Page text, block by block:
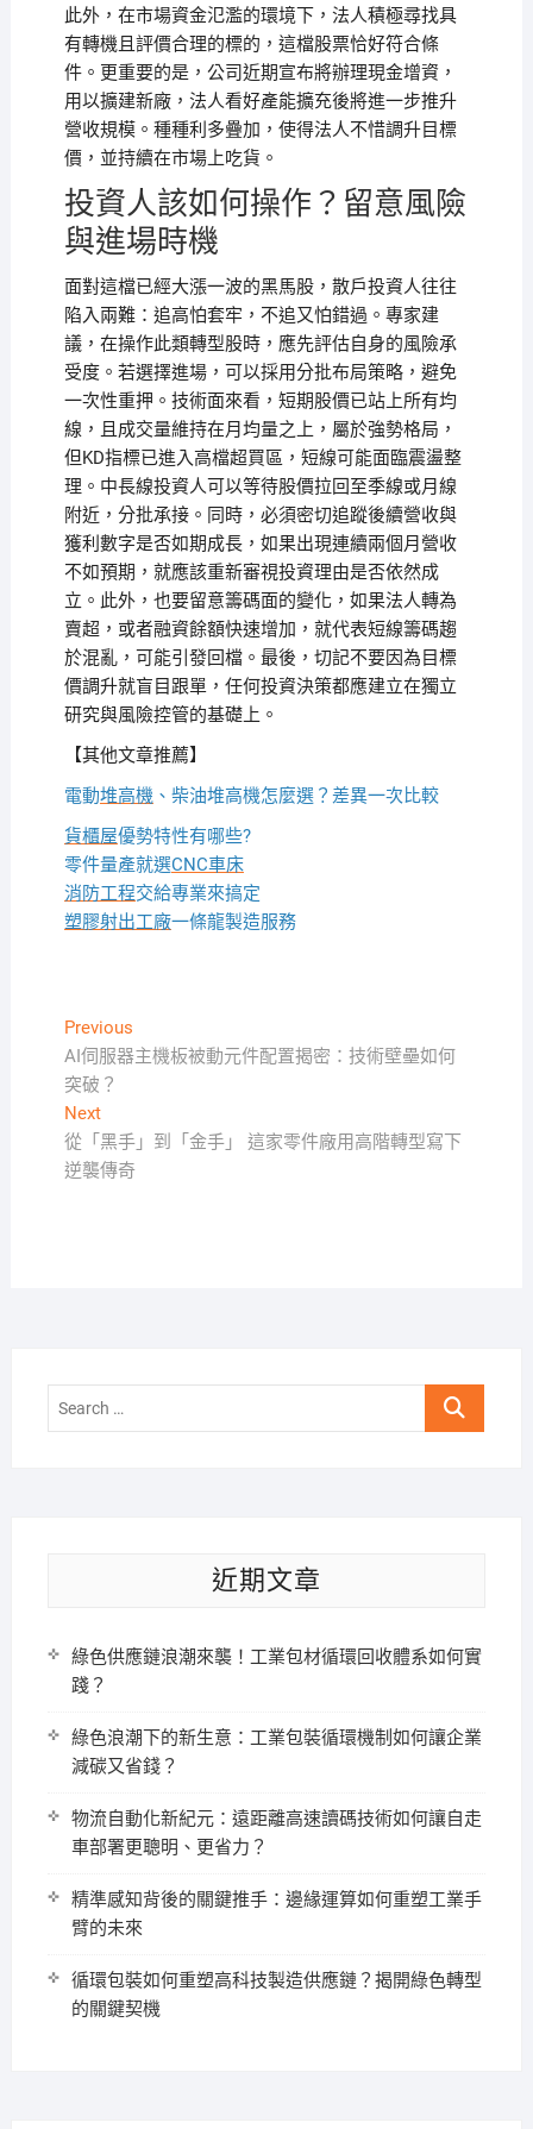
此外，在市場資金氾濫的環境下，法人積極尋找具
有轉機且評價合理的標的，這檔股票恰好符合條
件。更重要的是，公司近期宣布將辦理現金增資，
用以擴建新廠，法人看好產能擴充後將進一步推升
營收規模。種種利多疊加，使得法人不惜調升目標
價，並持續在市場上吃貨。
投資人該如何操作？留意風險
與進場時機
面對這檔已經大漲一波的黑馬股，散戶投資人往往
陷入兩難：追高怕套牢，不追又怕錯過。專家建
議，在操作此類轉型股時，應先評估自身的風險承
受度。若選擇進場，可以採用分批布局策略，避免
一次性重押。技術面來看，短期股價已站上所有均
線，且成交量維持在月均量之上，屬於強勢格局，
但KD指標已進入高檔超買區，短線可能面臨震盪整
理。中長線投資人可以等待股價拉回至季線或月線
附近，分批承接。同時，必須密切追蹤後續營收與
獲利數字是否如期成長，如果出現連續兩個月營收
不如預期，就應該重新審視投資理由是否依然成
立。此外，也要留意籌碼面的變化，如果法人轉為
賣超，或者融資餘額快速增加，就代表短線籌碼趨
於混亂，可能引發回檔。最後，切記不要因為目標
價調升就盲目跟單，任何投資決策都應建立在獨立
研究與風險控管的基礎上。
【其他文章推薦】
電動堆高機、柴油堆高機怎麼選？差異一次比較
貨櫃屋優勢特性有哪些?
零件量產就選CNC車床
消防工程交給專業來搞定
塑膠射出工廠一條龍製造服務
文
章
導
覽
PreviousPrevious
post:
AI伺服器主機板被動元件配置揭密：技術壁壘如何
突破？
NextNext
post:
從「黑手」到「金手」 這家零件廠用高階轉型寫下
逆襲傳奇
Search
近期文章
綠色供應鏈浪潮來襲！工業包材循環回收體系如何實
踐？
綠色浪潮下的新生意：工業包裝循環機制如何讓企業
減碳又省錢？
物流自動化新紀元：遠距離高速讀碼技術如何讓自走
車部署更聰明、更省力？
精準感知背後的關鍵推手：邊緣運算如何重塑工業手
臂的未來
循環包裝如何重塑高科技製造供應鏈？揭開綠色轉型
的關鍵契機